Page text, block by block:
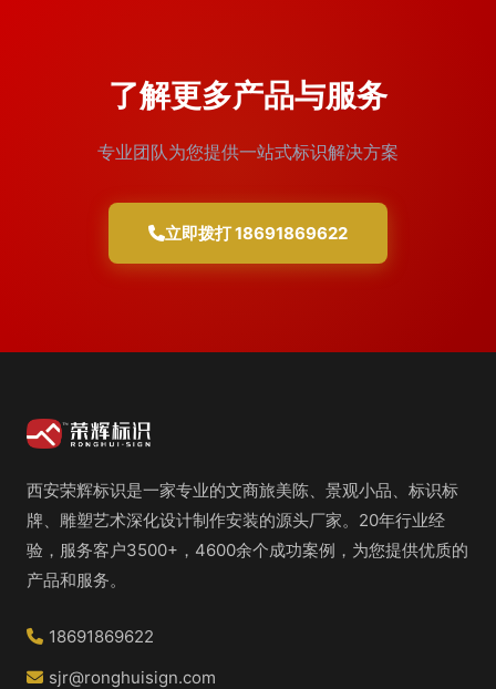
了解更多产品与服务
专业团队为您提供一站式标识解决方案
立即拨打 18691869622
西安荣辉标识是一家专业的文商旅美陈、景观小品、标识标
牌、雕塑艺术深化设计制作安装的源头厂家。20年行业经
验，服务客户3500+，4600余个成功案例，为您提供优质的
产品和服务。
18691869622
sjr@ronghuisign.com